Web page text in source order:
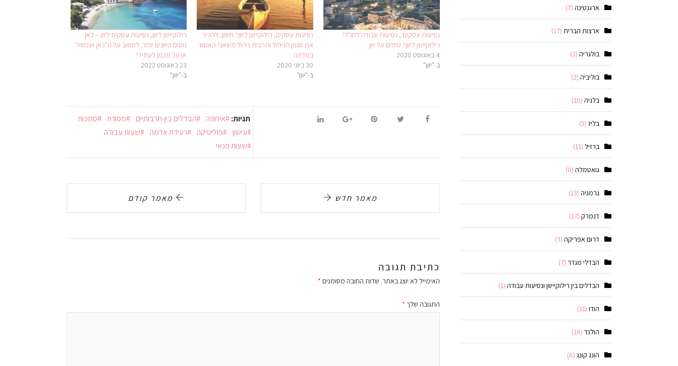
נסיעות עסקים , נסיעות עבודה לחו"ל?
רילוקיישן ליוון? טיפים על יוון
4 באוגוסט 2020
ב-"יוון"
נסיעות עסקים, רילוקיישן ליוון? חשוב להכיר
את סגנון הניהול ותרבות ניהול משאבי האנוש
במדינה
30 ביוני 2020
ב-"יוון"
רילוקיישן ליוון, נסיעות עסקים ליוון – לאן
נוטים היוונים יותר: לחשוב על ה"כאן ועכשיו"
או על תכנון לעתיד?
23 באוגוסט 2022
ב-"יוון"
תגיות: אירופה הבדלים בין-תרבותיים מסורת
סמכות
עישון
פוליטיקה רעידת אדמה
שעות עבודה
שעות פנאי
מאמר קודם מאמר חדש
כתיבת תגובה
האימייל לא יוצג באתר. שדות החובה מסומנים *
התגובה שלך *
ארגנטינה (7)
ארצות הברית (17)
בולגריה (3)
בוליביה (2)
בלגיה (10)
בליז (5)
ברזיל (11)
גואטמלה (6)
גרמניה (13)
דנמרק (17)
דרום אפריקה (3)
הבדלי מגדר (7)
הבדלים בין רילוקיישן ונסיעות עבודה (1)
הודו (11)
הולנד (16)
הונג קונג (6)